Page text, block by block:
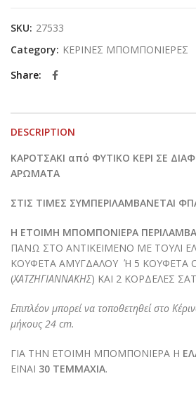
SKU: 27533
Category: ΚΕΡΙΝΕΣ ΜΠΟΜΠΟΝΙΕΡΕΣ
Share
DESCRIPTION
ΚΑΡΟΤΣΑΚΙ από ΦΥΤΙΚΟ ΚΕΡΙ ΣΕ
ΑΡΩΜΑΤΑ
ΣΤΙΣ ΤΙΜΕΣ ΣΥΜΠΕΡΙΛΑΜΒΑΝΕΤΑΙ
Η ΕΤΟΙΜΗ ΜΠΟΜΠΟΝΙΕΡΑ
ΠΑΝΩ ΣΤΟ ΑΝΤΙΚΕΙΜΕΝΟ ΜΕ ΤΟΥΛΙ
ΚΟΥΦΕΤΑ ΑΜΥΓΔΑΛΟΥ Ή 5 ΚΟΥΦΕΤΑ
(ΧΑΤΖΗΓΙΑΝΝΑΚΗΣ) ΚΑΙ 2 ΚΟΡΔΕΛΕΣ
Επιπλέον μπορεί να τοποθετηθεί στο
μήκους 24 cm.
ΓΙΑ ΤΗΝ ΕΤΟΙΜΗ ΜΠΟΜΠΟΝΙΕΡΑ Η
ΕΙΝΑΙ 30 ΤΕΜΜΑΧΙΑ.